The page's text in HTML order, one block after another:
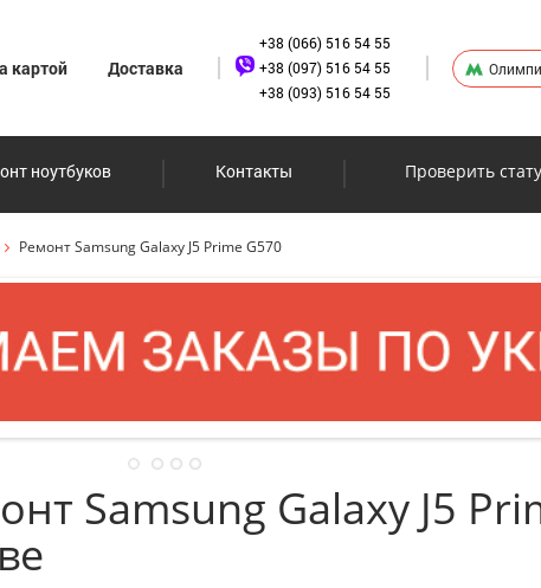
картой Доставка
+38 (066) 516 54 55
+38 (097) 516 54 55
+38 (093) 516 54 55
ноутбуков Контакты Проверить
Ремонт Samsung Galaxy J5 Prime G570
Samsung Galaxy J5